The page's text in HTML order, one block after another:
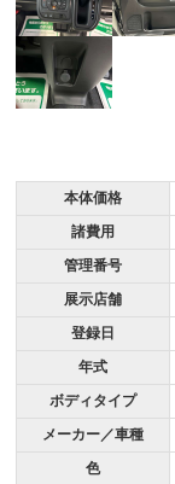
本体価格
諸費用
管理番号
展示店舗
登録日
年式
ボディタイプ
メーカー／車種
色